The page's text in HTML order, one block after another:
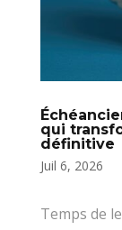
qui
définitive
Juil 6, 2026
Temps de